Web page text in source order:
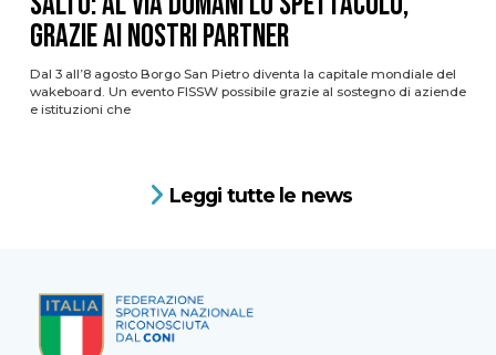
grazie ai nostri Partner
Dal 3 all’8 agosto Borgo San Pietro diventa la capitale mondiale del
wakeboard. Un evento FISSW possibile grazie al sostegno di aziende
e istituzioni che
Leggi tutte le news